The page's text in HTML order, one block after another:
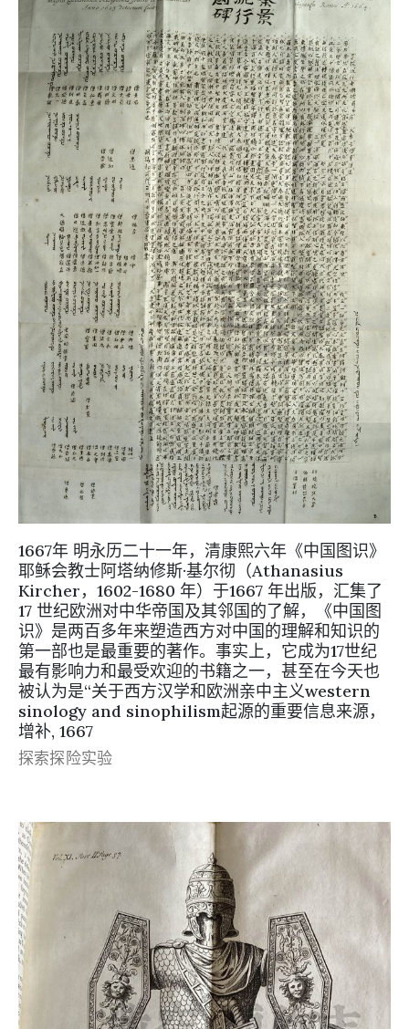
1667年 明永历二十一年，清康熙六年《中国图识》
耶稣会教士阿塔纳修斯·基尔彻（Athanasius
Kircher，1602-1680 年）于1667 年出版，汇集了
17 世纪欧洲对中华帝国及其邻国的了解，《中国图
识》是两百多年来塑造西方对中国的理解和知识的
第一部也是最重要的著作。事实上，它成为17世纪
最有影响力和最受欢迎的书籍之一，甚至在今天也
被认为是“关于西方汉学和欧洲亲中主义western
sinology and sinophilism起源的重要信息来源，
增补, 1667
探索探险实验